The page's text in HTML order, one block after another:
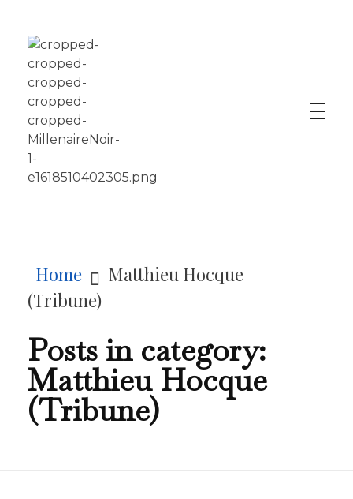
Home
Matthieu Hocque
(Tribune)
Posts in category:
Matthieu Hocque
(Tribune)